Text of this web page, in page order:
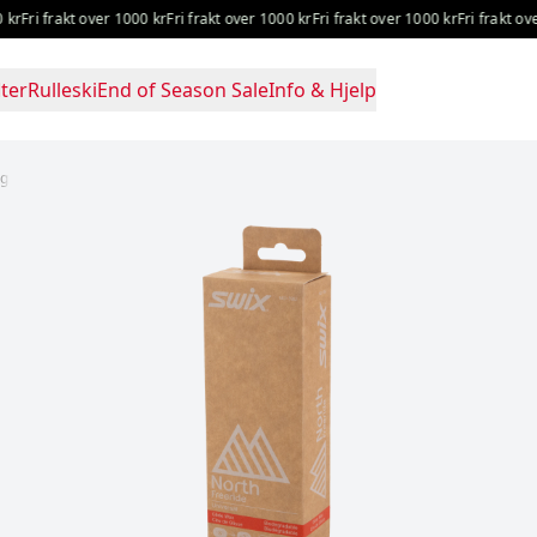
frakt over 1000 krFri frakt over 1000 krFri frakt over 1000 krFri frakt over
RulleskiEnd of Season SaleInfo & Hjelp